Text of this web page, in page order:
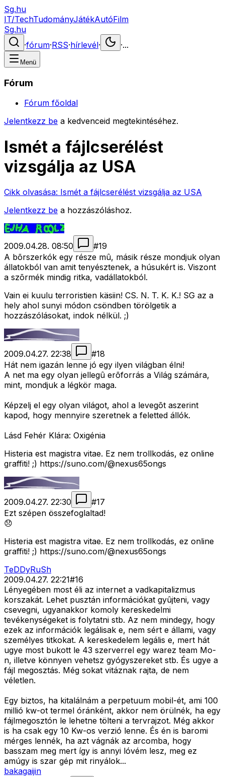
Sg.hu
IT/TechTudományJátékAutóFilm
Sg.hu
·fórum·RSS·hírlevél· ·...
Menü
Fórum
Fórum főoldal
Jelentkezz be a kedvenceid megtekintéséhez.
Ismét a fájlcserélést
vizsgálja az USA
Cikk olvasása: Ismét a fájlcserélést vizsgálja az USA
Jelentkezz be a hozzászóláshoz.
2009.04.28. 08:50 #19
A bõrszerkók egy része mû, másik része mondjuk olyan
állatokból van amit tenyésztenek, a húsukért is. Viszont
a szõrmék mindig ritka, vadállatokból.
Vain ei kuulu terroristien käsiin! CS. N. T. K. K.! SG az a
hely ahol sunyi módon csöndben törölgetik a
hozzászólásokat, indok nélkül. ;)
2009.04.27. 22:38 #18
Hát nem igazán lenne jó egy ilyen világban élni!
A net ma egy olyan jellegû erõforrás a Világ számára,
mint, mondjuk a légkör maga.
Képzelj el egy olyan világot, ahol a levegõt aszerint
kapod, hogy mennyire szeretnek a feletted állók.
Lásd Fehér Klára: Oxigénia
Histeria est magistra vitae. Ez nem trollkodás, ez online
graffiti! ;) https://suno.com/@nexus65ongs
2009.04.27. 22:30 #17
Ezt szépen összefoglaltad!
😞
Histeria est magistra vitae. Ez nem trollkodás, ez online
graffiti! ;) https://suno.com/@nexus65ongs
TeDDyRuSh
2009.04.27. 22:21#16
Lényegében most éli az internet a vadkapitalizmus
korszakát. Lehet pusztán információkat gyûjteni, vagy
csevegni, ugyanakkor komoly kereskedelmi
tevékenységeket is folytatni stb. Az nem mindegy, hogy
ezek az információk legálisak e, nem sért e állami, vagy
személyes titkokat. A kereskedelem legális e, mert hát
ugye most bukott le 43 szerverrel egy warez team Mo-
n, illetve könnyen vehetsz gyógyszereket stb. És ugye a
fájl megosztás. Még sokat vitáznak rajta, de nem
véletlen.
Egy biztos, ha kitalálnám a perpetuum mobil-ét, ami 100
millió kw-ot termel óránként, akkor nem örülnék, ha egy
fájlmegosztón le lehetne tölteni a tervrajzot. Még akkor
is ha csak egy 10 Kw-os verzió lenne. És én is baromi
mérges lennék, ha azt vágnák az arcomba, hogy
basszam meg mert így is annyi lóvém lesz, meg ez
amúgy is szar gép mit rinyálok...
bakagaijin